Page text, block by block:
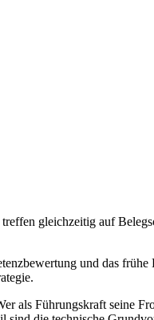
gleichzeitig auf
und das
als Führungskraft seine